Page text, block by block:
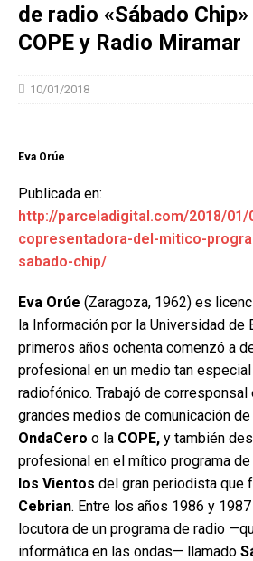
de radio «Sábado
COPE y Radio Miramar
10/01/2018
Eva Orúe
Publicada en:
http://parceladigital.com/2018/
copresentadora-del-mitico-
sabado-chip/
Eva Orúe (Zaragoza, 1962) es
la Información por la Universidad de
primeros años ochenta comenzó a
profesional en un medio tan
radiofónico. Trabajó de corresponsal
grandes medios de comunicación
OndaCero o la COPE, y también
profesional en el mítico programa
los Vientos del gran periodista que
Cebrian. Entre los años 1986 y 1987
locutora de un programa de radio
informática en las ondas— llamado